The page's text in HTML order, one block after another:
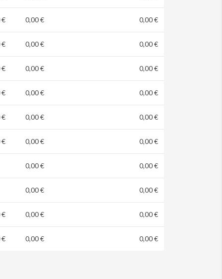
€ 0,00 € 0,00 €
€ 0,00 € 0,00 €
€ 0,00 € 0,00 €
€ 0,00 € 0,00 €
€ 0,00 € 0,00 €
€ 0,00 € 0,00 €
0,00 € 0,00 €
0,00 € 0,00 €
€ 0,00 € 0,00 €
€ 0,00 € 0,00 €